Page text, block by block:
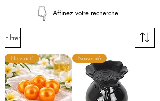
Affinez votre recherche
Filtrer
Nouveauté Nouveauté